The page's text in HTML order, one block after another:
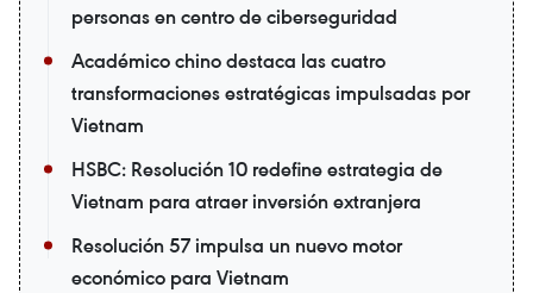
personas en centro de ciberseguridad
Académico chino destaca las cuatro
transformaciones estratégicas impulsadas por
Vietnam
HSBC: Resolución 10 redefine estrategia de
Vietnam para atraer inversión extranjera
Resolución 57 impulsa un nuevo motor
económico para Vietnam